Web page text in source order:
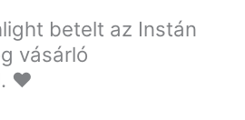
betelt az Instán
vásárló
❤️